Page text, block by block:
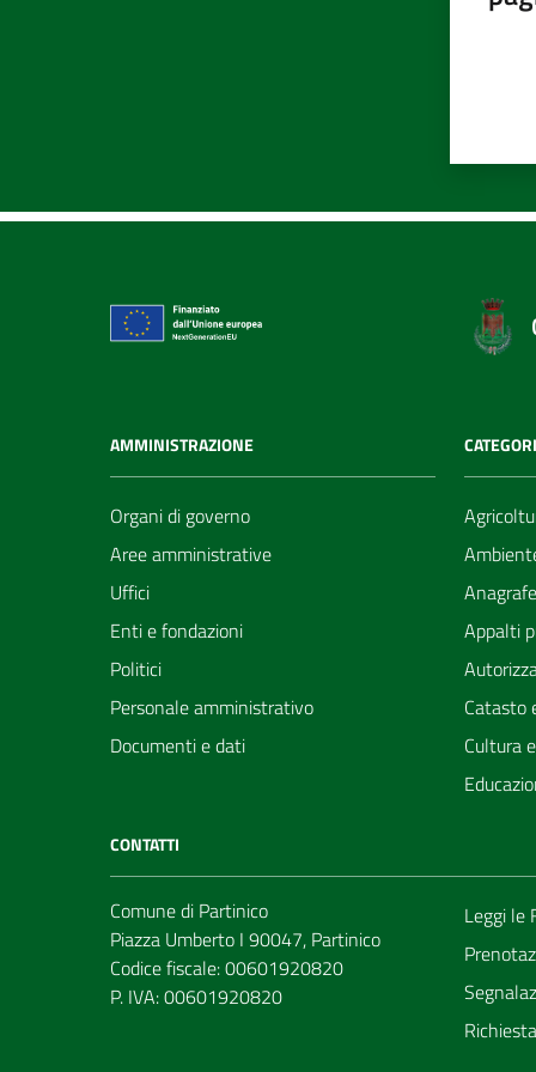
AMMINISTRAZIONE
Organi di governo
Aree amministrative
Uffici
Enti e fondazioni
Politici
Personale amministrativo
Documenti e dati
Appalti
Catasto
Cultura
CONTATTI
Comune di Partinico
Piazza Umberto I 90047, Partinico
Codice fiscale: 00601920820
P. IVA: 00601920820
Leggi le